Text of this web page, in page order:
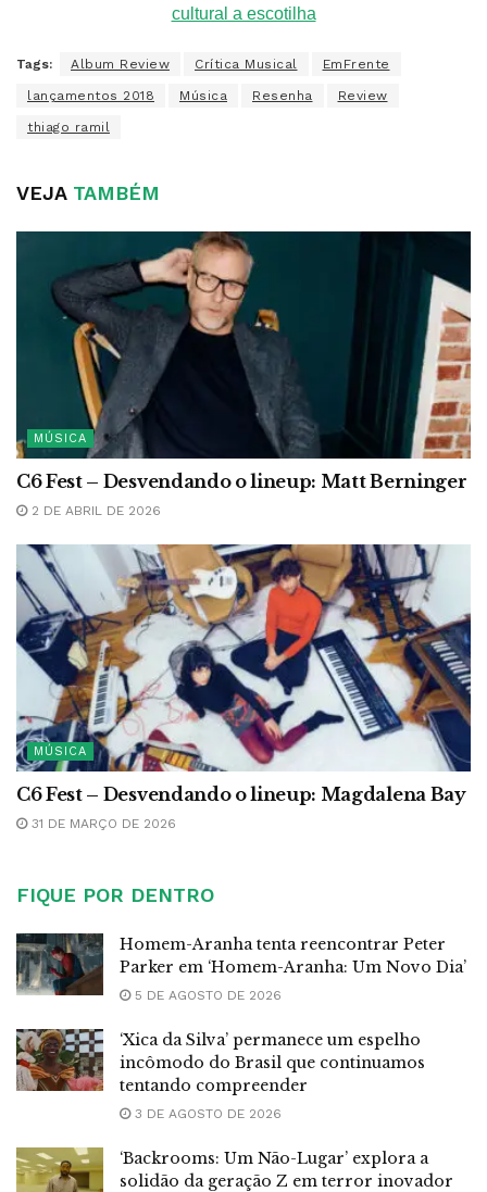
Tags: Album Review Crítica Musical EmFrente
lançamentos 2018 Música Resenha Review
thiago ramil
VEJATAMBÉM
MÚSICA
C6 Fest – Desvendando o lineup: Matt Berninger
2 DE ABRIL DE 2026
MÚSICA
C6 Fest – Desvendando o lineup: Magdalena Bay
31 DE MARÇO DE 2026
FIQUE POR DENTRO
Homem-Aranha tenta reencontrar Peter
Parker em ‘Homem-Aranha: Um Novo Dia’
5 DE AGOSTO DE 2026
‘Xica da Silva’ permanece um espelho
incômodo do Brasil que continuamos
tentando compreender
3 DE AGOSTO DE 2026
‘Backrooms: Um Não-Lugar’ explora a
solidão da geração Z em terror inovador